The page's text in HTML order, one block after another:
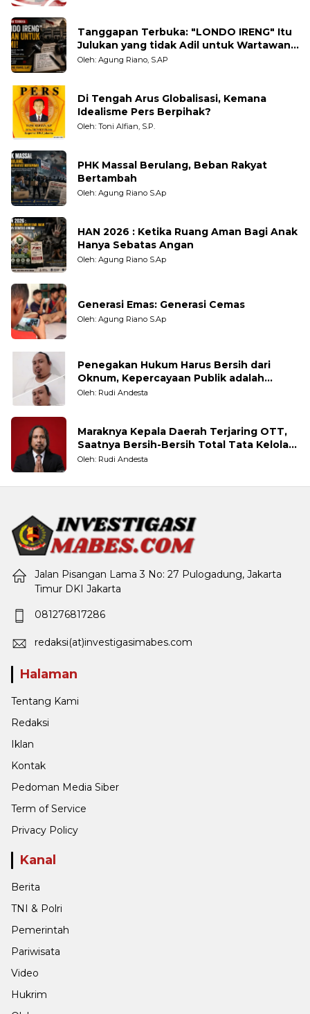
Tanggapan Terbuka: "LONDO IRENG" Itu
Julukan yang tidak Adil untuk Wartawan,
Pengamat dan LSM
Oleh: Agung Riano, S.AP
Di Tengah Arus Globalisasi, Kemana
Idealisme Pers Berpihak?
Oleh: Toni Alfian, S.P.
PHK Massal Berulang, Beban Rakyat
Bertambah
Oleh: Agung Riano S.Ap
HAN 2026 : Ketika Ruang Aman Bagi Anak
Hanya Sebatas Angan
Oleh: Agung Riano S.Ap
Generasi Emas: Generasi Cemas
Oleh: Agung Riano S.Ap
Penegakan Hukum Harus Bersih dari
Oknum, Kepercayaan Publik adalah
Taruhannya
Oleh: Rudi Andesta
Maraknya Kepala Daerah Terjaring OTT,
Saatnya Bersih-Bersih Total Tata Kelola
Pemerintahan
Oleh: Rudi Andesta
Jalan Pisangan Lama 3 No: 27 Pulogadung, Jakarta
Timur DKI Jakarta
081276817286
redaksi(at)investigasimabes.com
Halaman
Tentang Kami
Redaksi
Iklan
Kontak
Pedoman Media Siber
Term of Service
Privacy Policy
Kanal
Berita
TNI & Polri
Pemerintah
Pariwisata
Video
Hukrim